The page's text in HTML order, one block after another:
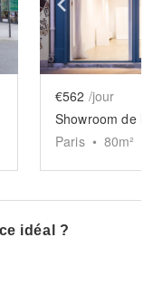
€562 /jour
Paris • 80m²
idéal ?